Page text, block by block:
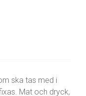
ska tas med i
Mat och dryck,